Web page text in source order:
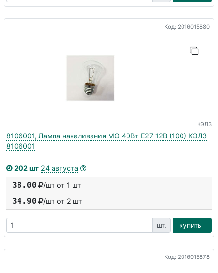
Код: 2016015880
КЭЛЗ
8106001, Лампа накаливания МО 40Вт E27 12В (100) КЭЛЗ
8106001
202 шт 24 августа
38.00 /шт от 1 шт
34.90 /шт от 2 шт
шт. купить
Код: 2016015878